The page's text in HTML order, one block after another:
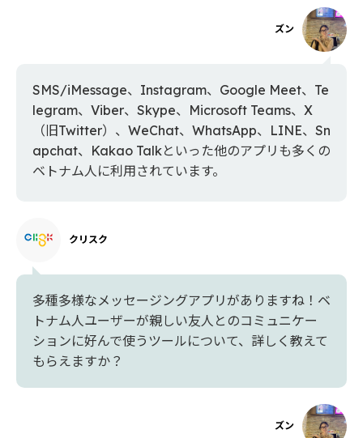
ズン
SMS/iMessage、Instagram、Google Meet、Te
legram、Viber、Skype、Microsoft Teams、X
（旧Twitter）、WeChat、WhatsApp、LINE、Sn
apchat、Kakao Talkといった他のアプリも多くの
ベトナム人に利用されています。
クリスク
多種多様なメッセージングアプリがありますね！ベ
トナム人ユーザーが親しい友人とのコミュニケー
ションに好んで使うツールについて、詳しく教えて
もらえますか？
ズン